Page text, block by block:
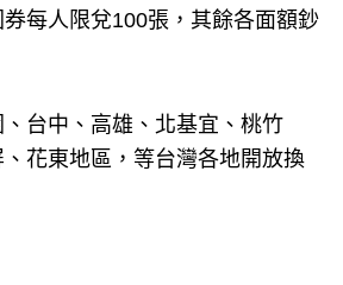
每人限兌100張，其餘各面額鈔
台中、高雄、北基宜、桃竹
花東地區，等台灣各地開放換